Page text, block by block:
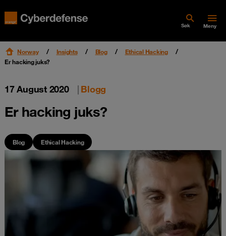
Søk Meny
Norway Insights Blog
Ethical Hacking
Er hacking juks?
17 August 2020 | Blogg
Er hacking juks?
Blog Ethical Hacking